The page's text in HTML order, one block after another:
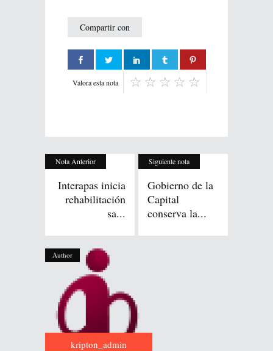
Compartir con
Valora esta nota
Nota Anterior
Interapas inicia
rehabilitación
sa...
Siguiente nota
Gobierno de la
Capital
conserva la...
Author
kripton_admin